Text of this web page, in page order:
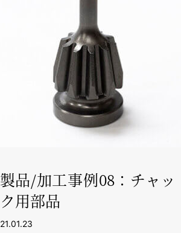
製品/加工事例08：チャッ
ク用部品
21.01.23